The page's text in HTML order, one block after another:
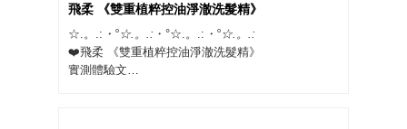
飛柔 《雙重植粹控油淨澈洗髮精》
☆.。.: ・°☆.。.: ・°☆.。.: ・°☆.。.:
❤️飛柔 《雙重植粹控油淨澈洗髮精》
實測體驗文…